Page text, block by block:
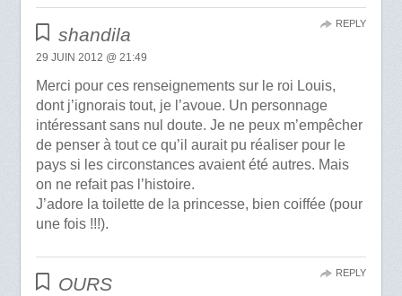
shandila
29 JUIN 2012 @ 21:49
Merci pour ces renseignements sur le roi Louis,
dont j’ignorais tout, je l’avoue. Un personnage
intéressant sans nul doute. Je ne peux m’empêcher
de penser à tout ce qu’il aurait pu réaliser pour le
pays si les circonstances avaient été autres. Mais
on ne refait pas l’histoire.
J’adore la toilette de la princesse, bien coiffée (pour
une fois !!!).
REPLY
OURS
REPLY